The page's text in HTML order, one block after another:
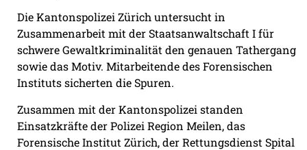
Die Kantonspolizei Zürich untersucht in
Zusammenarbeit mit der Staatsanwaltschaft I für
schwere Gewaltkriminalität den genauen Tathergang
sowie das Motiv. Mitarbeitende des Forensischen
Instituts sicherten die Spuren.
Zusammen mit der Kantonspolizei standen
Einsatzkräfte der Polizei Region Meilen, das
Forensische Institut Zürich, der Rettungsdienst Spital